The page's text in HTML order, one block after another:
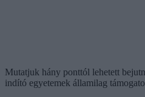
Mutatjuk hány ponttól lehetett
indító egyetemek államilag